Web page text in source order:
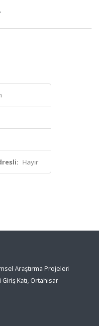
Hayır
Araştırma Projeleri
Katı, Ortahisar